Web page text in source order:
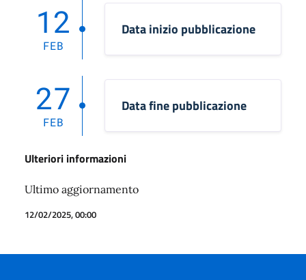
12
FEB
Data inizio pubblicazione
27
FEB
Data fine pubblicazione
Ulteriori informazioni
Ultimo aggiornamento
12/02/2025, 00:00